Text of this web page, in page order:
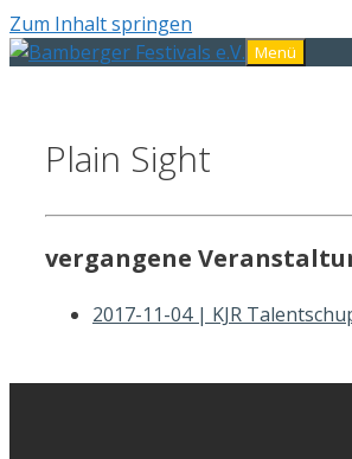
Zum Inhalt springen
Menü
Plain Sight
vergangene
2017-11-04 | KJR